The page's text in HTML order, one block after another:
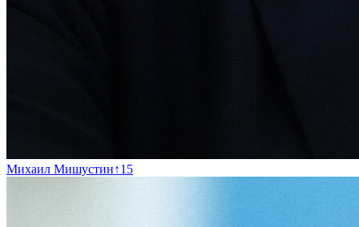
Михаил Мишустин↑15